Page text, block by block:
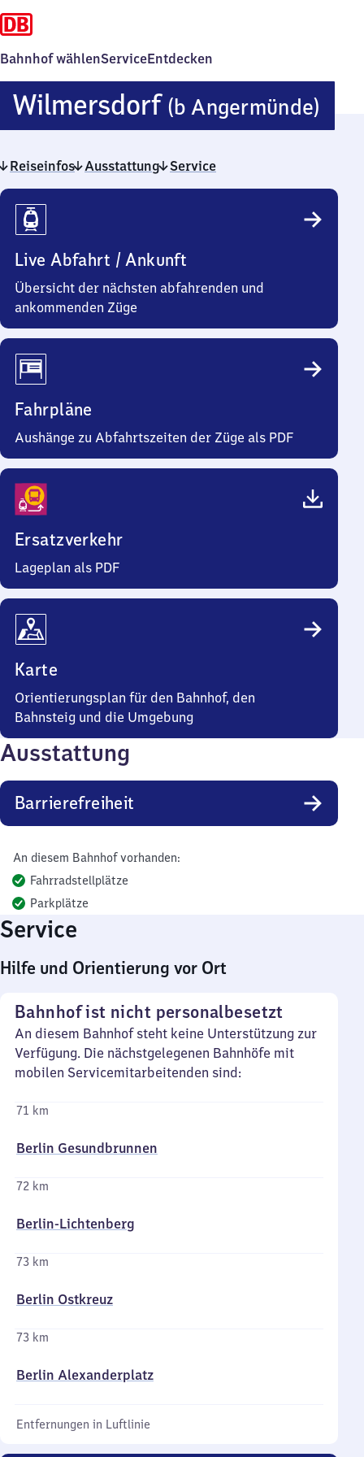
Bahnhof wählenServiceEntdecken
Wilmersdorf (b Angermünde)
Reiseinfos Ausstattung Service
Reiseinfos
Live Abfahrt / Ankunft
Übersicht der nächsten abfahrenden und
ankommenden Züge
Fahrpläne
Aushänge zu Abfahrtszeiten der Züge als PDF
Ersatzverkehr
Lageplan als PDF
Karte
Orientierungsplan für den Bahnhof, den
Bahnsteig und die Umgebung
Ausstattung
Barrierefreiheit
An diesem Bahnhof vorhanden:
Fahrradstellplätze
Parkplätze
Service
Hilfe und Orientierung vor Ort
Bahnhof ist nicht personalbesetzt
An diesem Bahnhof steht keine Unterstützung zur
Verfügung. Die nächstgelegenen Bahnhöfe mit
mobilen Servicemitarbeitenden sind:
71 km
Berlin Gesundbrunnen
72 km
Berlin-Lichtenberg
73 km
Berlin Ostkreuz
73 km
Berlin Alexanderplatz
Entfernungen in Luftlinie